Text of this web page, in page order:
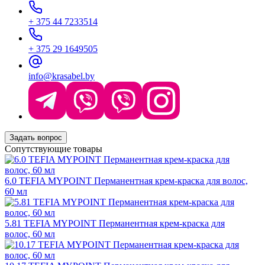
+ 375 44 7233514
+ 375 29 1649505
info@krasabel.by
Задать вопрос
Сопутствующие товары
6.0 TEFIA MYPOINT Перманентная крем-краска для волос,
60 мл
5.81 TEFIA MYPOINT Перманентная крем-краска для
волос, 60 мл